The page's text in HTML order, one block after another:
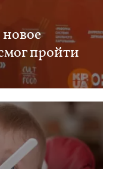
пройти